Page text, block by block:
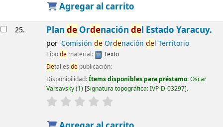
Agregar al carrito
25. Plan deOrdenación del Estado Yaracuy.
por Comisión deOrdenación del Territorio
Tipodematerial:
Texto
Detalles depublicación:
Disponibilidad:Ítems disponibles para préstamo:Oscar
Varsavsky(1) Signatura topográfica:IVP-D-03297 .